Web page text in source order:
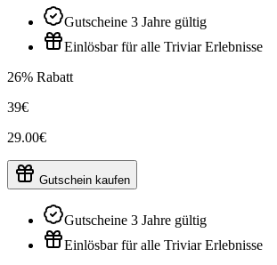
Gutscheine 3 Jahre gültig
Einlösbar für alle Triviar Erlebnisse
26% Rabatt
39€
29.00€
Gutschein kaufen
Gutscheine 3 Jahre gültig
Einlösbar für alle Triviar Erlebnisse